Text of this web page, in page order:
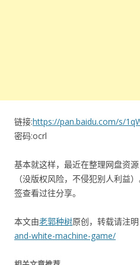
链接:https://pan.baidu.com/s/
密码:ocrl
基本就这样，最近在整理网盘资
（没版权风险，不侵犯别人利益
签查看过往分享。
本文由老郭种树原创，转载请注明
and-white-machine-game/